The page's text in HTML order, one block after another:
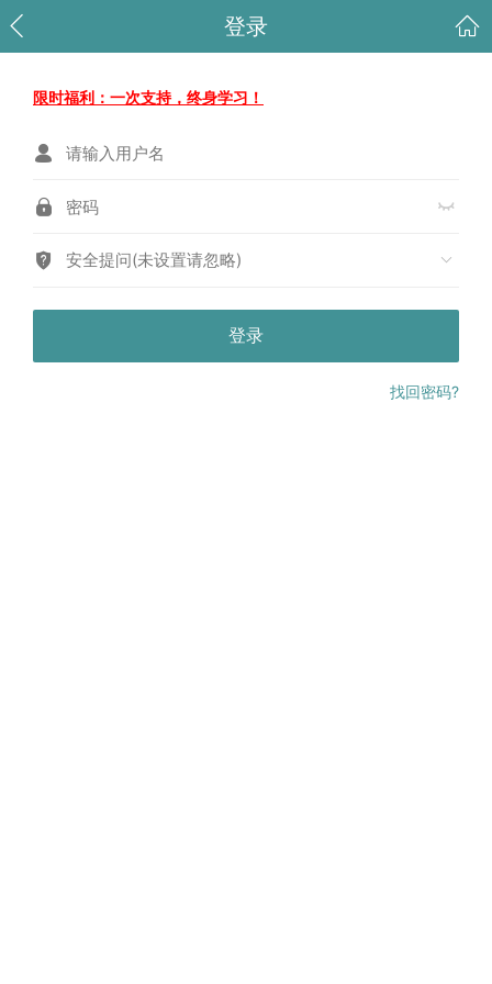
登录
限时福利：一次支持，终身学习！
安全提问(未设置请忽略)
登录
找回密码?